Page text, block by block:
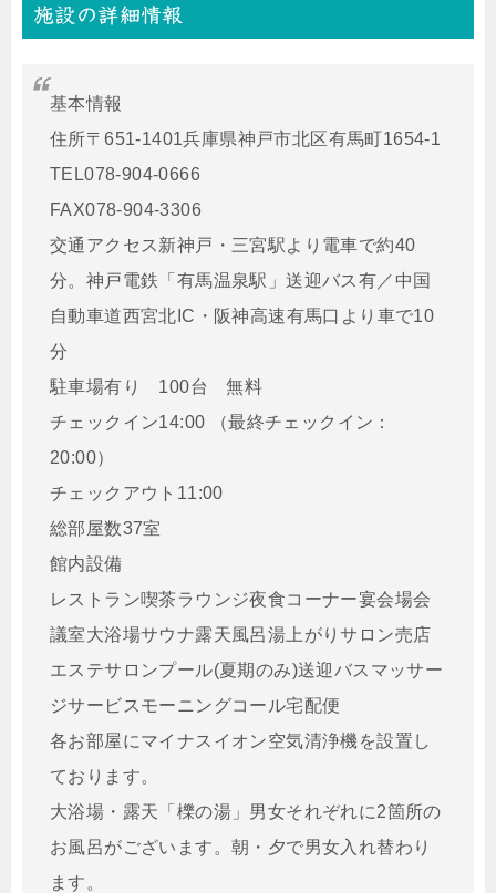
施設の詳細情報
基本情報
住所〒651-1401兵庫県神戸市北区有馬町1654-1
TEL078-904-0666
FAX078-904-3306
交通アクセス新神戸・三宮駅より電車で約40
分。神戸電鉄「有馬温泉駅」送迎バス有／中国
自動車道西宮北IC・阪神高速有馬口より車で10
分
駐車場有り 100台 無料
チェックイン14:00 （最終チェックイン：
20:00）
チェックアウト11:00
総部屋数37室
館内設備
レストラン喫茶ラウンジ夜食コーナー宴会場会
議室大浴場サウナ露天風呂湯上がりサロン売店
エステサロンプール(夏期のみ)送迎バスマッサー
ジサービスモーニングコール宅配便
各お部屋にマイナスイオン空気清浄機を設置し
ております。
大浴場・露天「櫟の湯」男女それぞれに2箇所の
お風呂がございます。朝・夕で男女入れ替わり
ます。